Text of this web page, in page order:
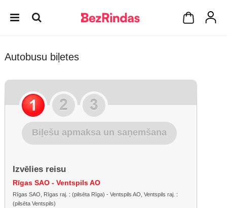
Autobusu biļetes
Biļešu apmaksa un saņemšana
Izvēlies reisu
Rīgas SAO - Ventspils AO
Rīgas SAO, Rīgas raj. : (pilsēta Rīga) - Ventspils AO, Ventspils raj. :
(pilsēta Ventspils)